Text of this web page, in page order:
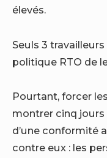
élevés.
Seuls 3
politique RTO de
Pourtant, forcer
montrer cinq jours
d’une conformité
contre eux : les